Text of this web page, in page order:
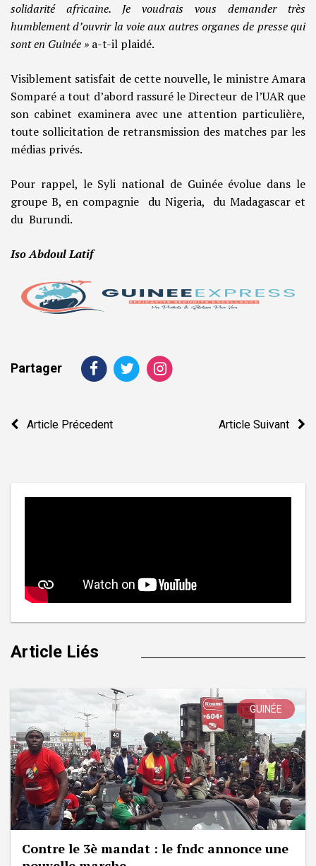
solidarité africaine. Je voudrais vous demander très
humblement d’ouvrir la voie aux autres organes de presse qui
sont en Guinée » a-t-il plaidé.
Visiblement satisfait de cette nouvelle, le ministre Amara
Somparé a tout d’abord rassuré le Directeur de l’UAR que
son cabinet examinera avec une attention particulière,
toute sollicitation de retransmission des matches par les
médias privés.
Pour rappel, le Syli national de Guinée évolue dans le
groupe B, en compagnie du Nigeria, du Madagascar et
du Burundi.
Iso Abdoul Latif
Partager
Navigation
Article Précedent Article Suivant
Article Liés
GUINÉE
Contre le 3è mandat : le fndc annonce une